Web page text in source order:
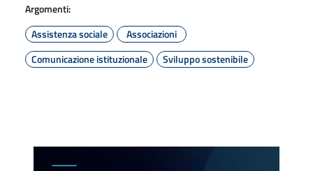
Argomenti:
Assistenza sociale
Associazioni
Comunicazione istituzionale
Sviluppo sostenibile